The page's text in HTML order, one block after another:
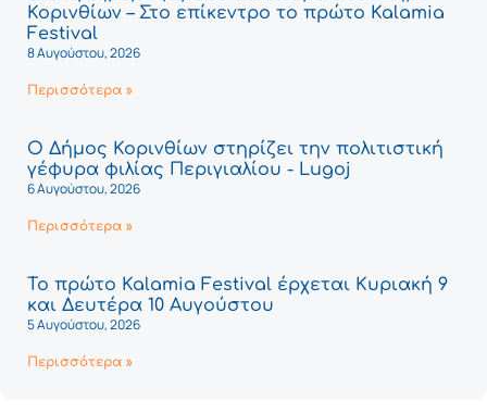
Κορινθίων – Στο επίκεντρο το πρώτο Kalamia
Festival
8 Αυγούστου, 2026
Περισσότερα »
Ο Δήμος Κορινθίων στηρίζει την πολιτιστική
γέφυρα φιλίας Περιγιαλίου - Lugoj
6 Αυγούστου, 2026
Περισσότερα »
Το πρώτο Kalamia Festival έρχεται Κυριακή 9
και Δευτέρα 10 Αυγούστου
5 Αυγούστου, 2026
Περισσότερα »